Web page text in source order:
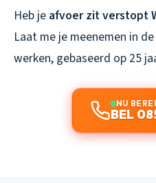
Heb je afvoer zit verstopt
Laat me je meenemen in
werken, gebaseerd op 25
NU
BEL